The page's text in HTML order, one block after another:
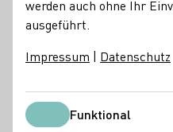
DWI Aktuell
werden auch ohne Ihr
ausgeführt.
Impressum | Datenschutz
Funktional